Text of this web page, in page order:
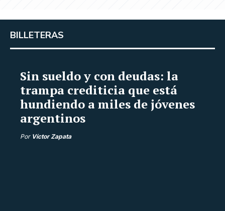
BILLETERAS
Sin sueldo y con deudas: la
trampa crediticia que está
hundiendo a miles de jóvenes
argentinos
Por Víctor Zapata